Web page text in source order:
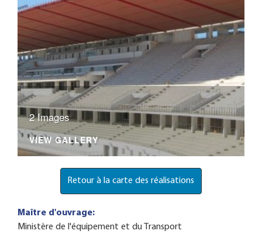
2 Images
VIEW GALLERY
Retour à la carte des réalisations
Maître d'ouvrage:
Ministère de l'équipement et du Transport